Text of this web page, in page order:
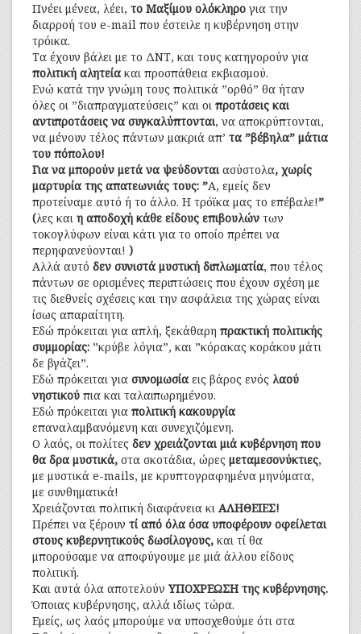
Πνέει μένεα, λέει, το Μαξίμου ολόκληρογια την
διαρροή του e-mail που έστειλε η κυβέρνηση στην
τρόικα.
Τα έχουν βάλει με το ΔΝΤ, και τους κατηγορούν για
πολιτική αλητεία και προσπάθεια εκβιασμού.
Ενώ κατά την γνώμη τους πολιτικά ”ορθό” θα ήταν
όλες οι ”διαπραγματεύσεις” και οι προτάσεις και
αντιπροτάσεις να συγκαλύπτονται, να αποκρύπτονται,
να μένουν τέλος πάντων μακριά απ’ τα ”βέβηλα” μάτια
του πόπολου!
Για να μπορούν μετά να ψεύδονται ασύστολα, χωρίς
μαρτυρία της απατεωνιάς τους: ”Α, εμείς δεν
προτείναμε αυτό ή το άλλο. Η τρόϊκα μας το επέβαλε!”
(λες και η αποδοχή κάθε είδους επιβουλών των
τοκογλύφων είναι κάτι για το οποίο πρέπει να
περηφανεύονται! )
Αλλά αυτό δεν συνιστά μυστική διπλωματία, που τέλος
πάντων σε ορισμένες περιπτώσεις που έχουν σχέση με
τις διεθνείς σχέσεις και την ασφάλεια της χώρας είναι
ίσως απαραίτητη.
Εδώ πρόκειται για απλή, ξεκάθαρη πρακτική πολιτικής
συμμορίας: ”κρύβε λόγια”, και ”κόρακας κοράκου μάτι
δε βγάζει”.
Εδώ πρόκειται για συνομωσία εις βάρος ενός λαού
νηστικού πια και ταλαιπωρημένου.
Εδώ πρόκειται για πολιτική κακουργία
επαναλαμβανόμενη και συνεχιζόμενη.
Ο λαός, οι πολίτες δεν χρειάζονται μιά κυβέρνηση που
θα δρα μυστικά, στα σκοτάδια, ώρες μεταμεσονύκτιες,
με μυστικά e-mails, με κρυπτογραφημένα μηνύματα,
με συνθηματικά!
Χρειάζονται πολιτική διαφάνεια κι ΑΛΗΘΕΙΕΣ!
Πρέπει να ξέρουν τί από όλα όσα υποφέρουν οφείλεται
στους κυβερνητικούς δωσίλογους, και τί θα
μπορούσαμε να αποφύγουμε με μιά άλλου είδους
πολιτική.
Και αυτά όλα αποτελούν ΥΠΟΧΡΕΩΣΗ της κυβέρνησης.
Όποιας κυβέρνησης, αλλά ιδίως τώρα.
Εμείς, ως λαός μπορούμε να υποσχεθούμε ότι στα